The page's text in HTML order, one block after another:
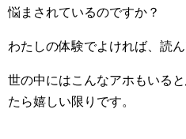
悩まされているのですか？
わたしの体験でよければ、読ん
世の中にはこんなアホもいる
たら嬉しい限りです。